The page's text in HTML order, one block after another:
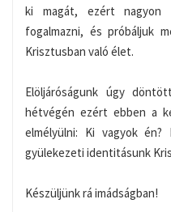
ki magát, ezért
fogalmazni, és próbáljuk
Krisztusban való élet.
Elöljáróságunk úgy
hétvégén ezért ebben a
elmélyülni: Ki vagyok én?
gyülekezeti identitásunk
Készüljünk rá imádságban!